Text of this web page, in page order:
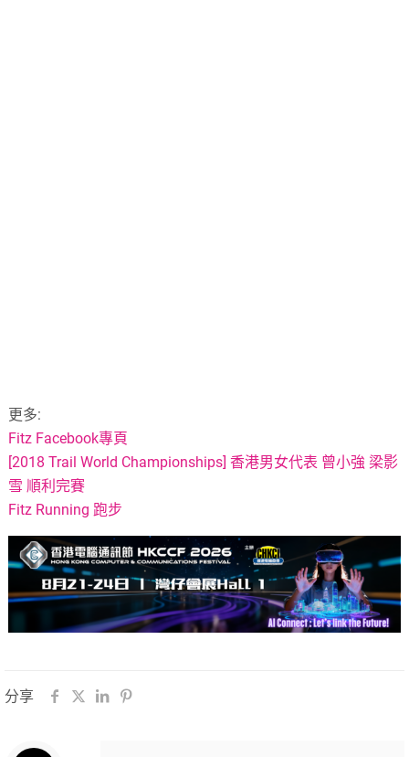
更多:
Fitz Facebook專頁
[2018 Trail World Championships] 香港男女代表 曾小強 梁影
雪 順利完賽
Fitz Running 跑步
分享